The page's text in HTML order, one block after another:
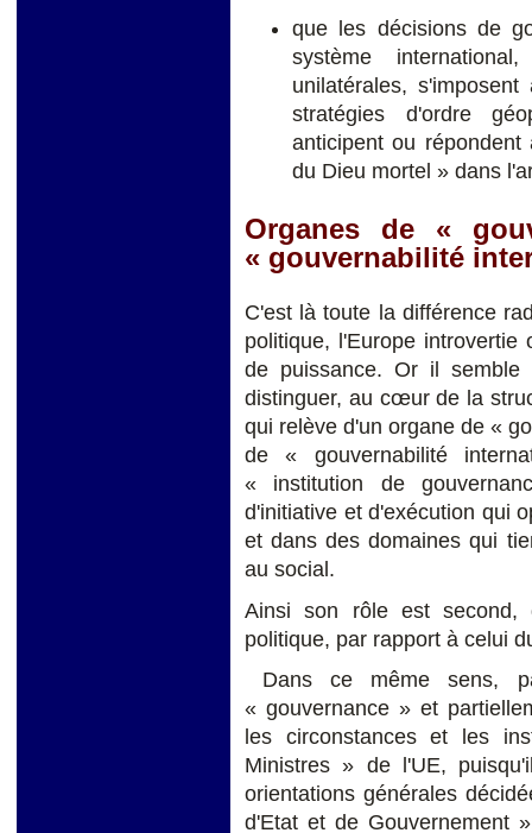
que les décisions de
système
unilatérales,
stratégies d'ordre
anticipent ou
du Dieu mortel » dans
Organes de «
« gouvernabilité
C'est là toute la différence
politique, l'Europe
de puissance. Or il semble
distinguer, au cœur de la
qui relève d'un organe de «
de « gouvernabilité
« institution de
d'initiative et d'exécution qui
et dans des domaines qui
au social.
Ainsi son rôle est
politique, par rapport à celui
Dans ce même sens,
« gouvernance » et
les circonstances et les
Ministres » de l'UE,
orientations générales
d'Etat et de Gouvernement